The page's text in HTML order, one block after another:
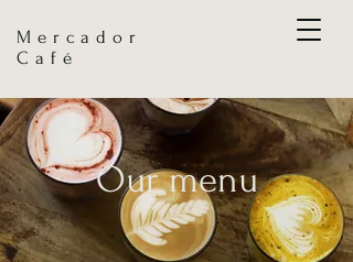
Mercador
Café
Our menu